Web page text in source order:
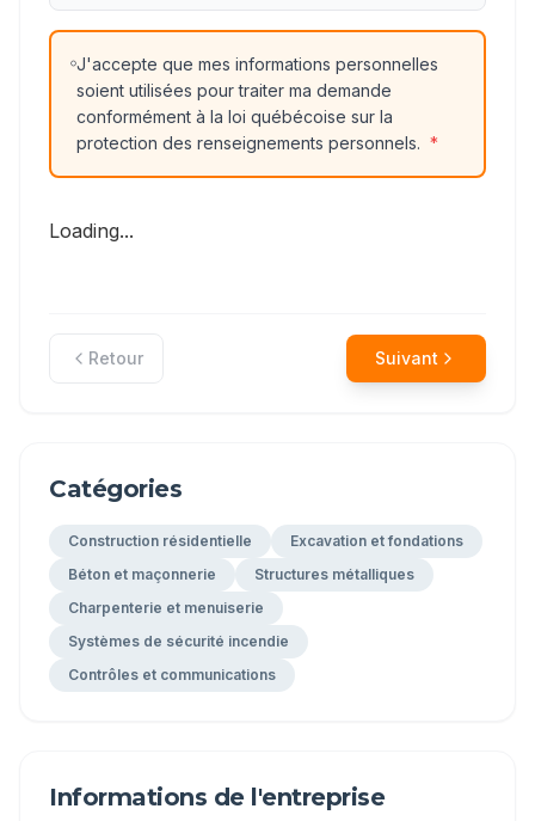
J'accepte que mes informations personnelles
soient utilisées pour traiter ma demande
conformément à la loi québécoise sur la
protection des renseignements personnels. *
Loading...
Retour Suivant
Catégories
Construction résidentielle
Excavation et fondations
Béton et maçonnerie
Structures métalliques
Charpenterie et menuiserie
Systèmes de sécurité incendie
Contrôles et communications
Informations de l'entreprise